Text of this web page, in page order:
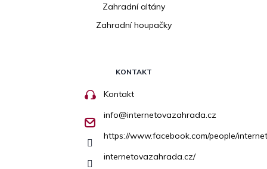
Zahradní altány
Zahradní houpačky
KONTAKT
Kontakt
info@internetovazahrada.cz
https://www.facebook.com/people/
internetovazahrada.cz/